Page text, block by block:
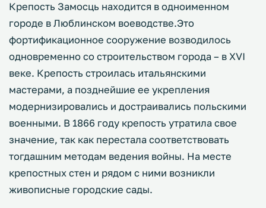
Крепость Замосць находится в одноименном
городе в Люблинском воеводстве.Это
фортификационное сооружение возводилось
одновременно со строительством города – в XVI
веке. Крепость строилась итальянскими
мастерами, а позднейшие ее укрепления
модернизировались и достраивались польскими
военными. В 1866 году крепость утратила свое
значение, так как перестала соответствовать
тогдашним методам ведения войны. На месте
крепостных стен и рядом с ними возникли
живописные городские сады.